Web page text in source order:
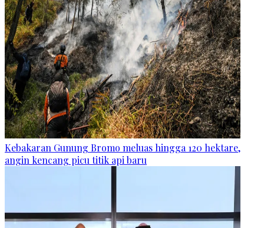
Kebakaran Gunung Bromo meluas hingga 120 hektare,
angin kencang picu titik api baru